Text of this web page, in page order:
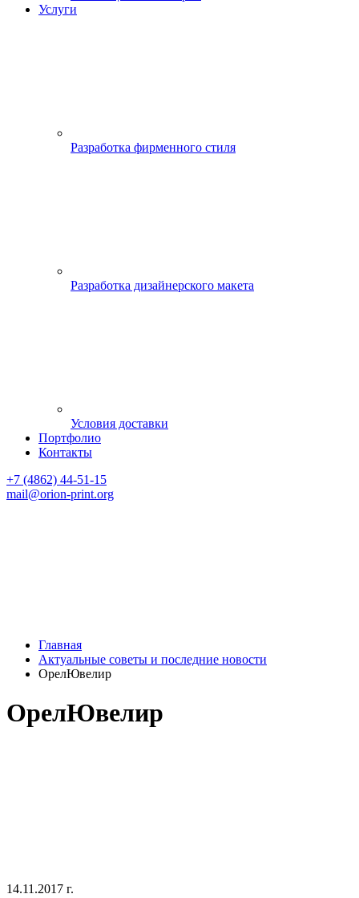
Услуги
Разработка фирменного стиля
Разработка дизайнерского макета
Условия доставки
Портфолио
Контакты
+7 (4862) 44-51-15
mail@orion-print.org
Главная
Актуальные советы и последние новости
ОрелЮвелир
ОрелЮвелир
14.11.2017 г.